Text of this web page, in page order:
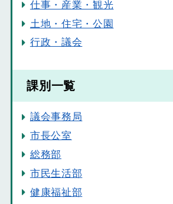
仕事・産業・観光
土地・住宅・公園
行政・議会
課別一覧
議会事務局
市長公室
総務部
市民生活部
健康福祉部